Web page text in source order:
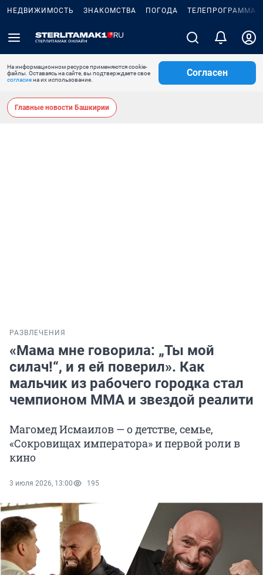
НЕДВИЖИМОСТЬ ЗНАКОМСТВА ПОГОДА ТЕЛЕПРОГРАММА
На информационном ресурсе применяются cookie-
файлы. Оставаясь на сайте, вы подтверждаете свое
согласиена их использование.
Согласен
Главные новости Башкирии
РАЗВЛЕЧЕНИЯ
«Мама мне говорила: „Ты мой
силач!“, и я ей поверил». Как
мальчик из рабочего городка стал
чемпионом ММА и звездой реалити
Магомед Исмаилов — о детстве, семье,
«Сокровищах императора» и первой роли в
кино
3 июля 2026, 13:00 195